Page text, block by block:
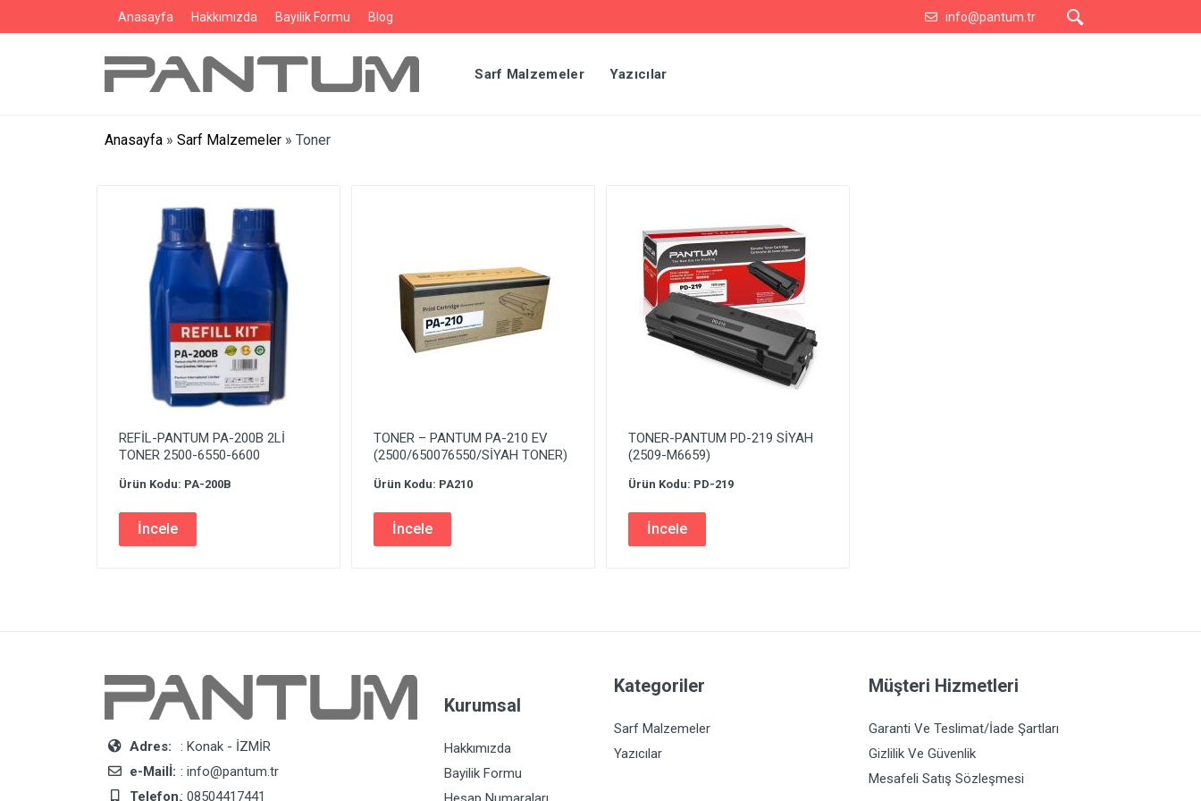
Anasayfa Hakkımızda Bayilik Formu Blog info@pantum.tr
Sarf Malzemeler Yazıcılar
Anasayfa » Sarf Malzemeler » Toner
REFİL-PANTUM PA-200B 2Lİ
TONER 2500-6550-6600
Ürün Kodu: PA-200B
İncele
TONER – PANTUM PA-210 EV
(2500/650076550/SİYAH TONER)
Ürün Kodu: PA210
İncele
TONER-PANTUM PD-219 SİYAH
(2509-M6659)
Ürün Kodu: PD-219
İncele
Adres:
: Konak - İZMİR
e-Mailİ: : info@pantum.tr
Telefon.: 08504417441
Kurumsal
Hakkımızda
Bayilik Formu
Kategoriler
Sarf Malzemeler
Yazıcılar
Müşteri Hizmetleri
Garanti Ve Teslimat/İade Şartları
Gizlilik Ve Güvenlik
Mesafeli Satış Sözleşmesi